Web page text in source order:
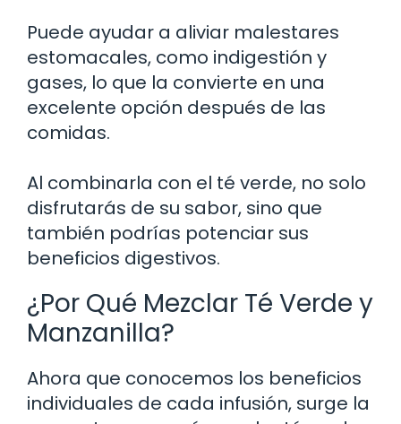
Puede ayudar a aliviar malestares
estomacales, como indigestión y
gases, lo que la convierte en una
excelente opción después de las
comidas.
Al combinarla con el té verde, no solo
disfrutarás de su sabor, sino que
también podrías potenciar sus
beneficios digestivos.
¿Por Qué Mezclar Té Verde y
Manzanilla?
Ahora que conocemos los beneficios
individuales de cada infusión, surge la